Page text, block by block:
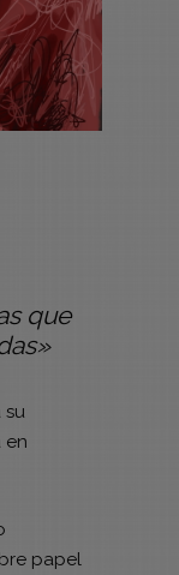
que
su
en
papel